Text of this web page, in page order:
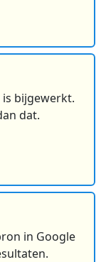
bijgewerkt.
dat.
in Google